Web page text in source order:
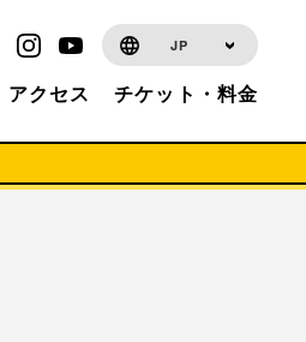
JP
アクセス チケット・料金